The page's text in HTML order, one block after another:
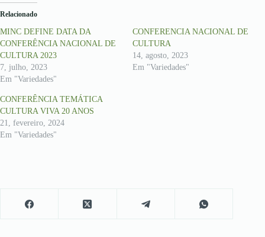
Relacionado
MINC DEFINE DATA DA
CONFERÊNCIA NACIONAL DE
CULTURA 2023
7, julho, 2023
Em "Variedades"
CONFERENCIA NACIONAL DE
CULTURA
14, agosto, 2023
Em "Variedades"
CONFERÊNCIA TEMÁTICA
CULTURA VIVA 20 ANOS
21, fevereiro, 2024
Em "Variedades"